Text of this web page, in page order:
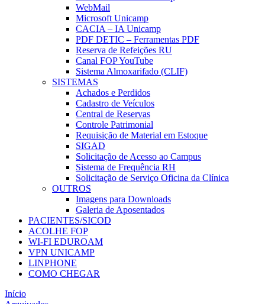
WebMail
Microsoft Unicamp
CACIA – IA Unicamp
PDF DETIC – Ferramentas PDF
Reserva de Refeições RU
Canal FOP YouTube
Sistema Almoxarifado (CLIF)
SISTEMAS
Achados e Perdidos
Cadastro de Veículos
Central de Reservas
Controle Patrimonial
Requisição de Material em Estoque
SIGAD
Solicitação de Acesso ao Campus
Sistema de Frequência RH
Solicitação de Serviço Oficina da Clínica
OUTROS
Imagens para Downloads
Galeria de Aposentados
PACIENTES/SICOD
ACOLHE FOP
WI-FI EDUROAM
VPN UNICAMP
LINPHONE
COMO CHEGAR
Início